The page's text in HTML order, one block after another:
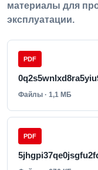
материалы для
эксплуатации.
PDF
Файлы · 1,1 МБ
PDF